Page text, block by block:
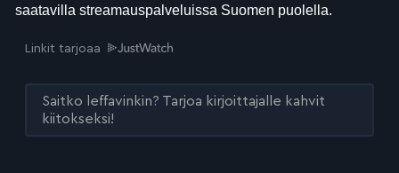
Linkit tarjoaa
Saitko leffavinkin? Tarjoa kirjoittajalle kahvit
kiitokseksi!